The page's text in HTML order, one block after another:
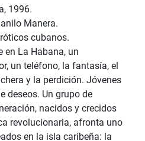
1996.
Manera.
cubanos.
en La Habana, un
un teléfono, la fantasía, el
y la perdición. Jóvenes
deseos. Un grupo de
nacidos y crecidos
revolucionaria, afronta uno
en la isla caribeña: la